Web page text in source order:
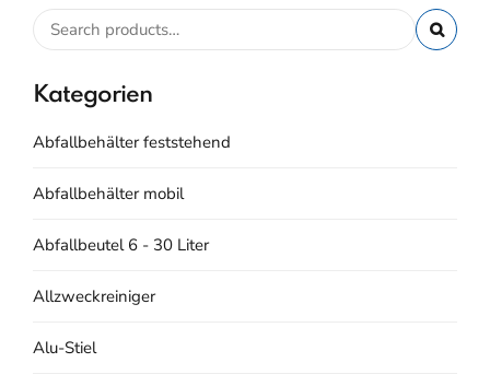
Kategorien
Abfallbehälter feststehend
Abfallbehälter mobil
Abfallbeutel 6 - 30 Liter
Allzweckreiniger
Alu-Stiel